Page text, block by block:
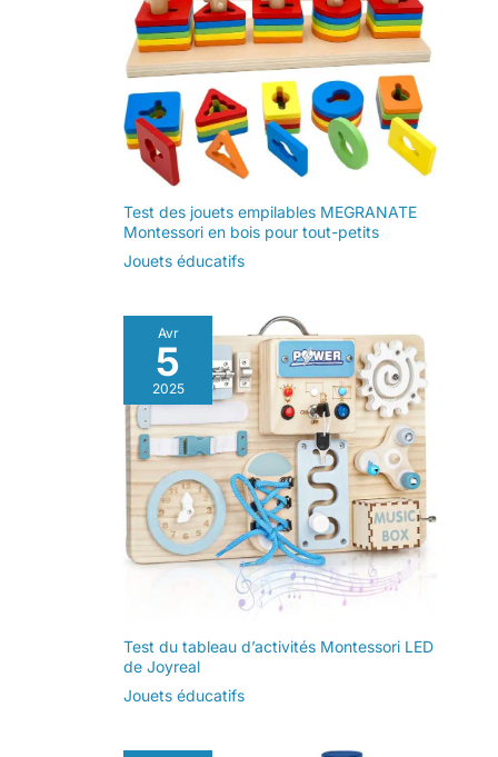
Test des jouets empilables MEGRANATE
Montessori en bois pour tout-petits
Jouets éducatifs
Avr
5
2025
Test du tableau d’activités Montessori LED
de Joyreal
Jouets éducatifs